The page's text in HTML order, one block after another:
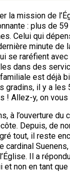
la mission de
: plus de
Celui qui
minute
se raréfient
dans des
est déjà
gradins, il y a les
! Allez-y, on vous
à l’ouverture
Depuis, de
tout, il reste
cardinal
Il a
non en tant